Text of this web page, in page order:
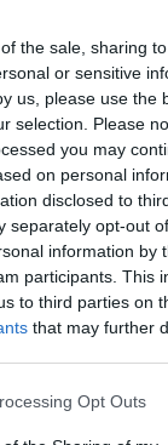
the sale, sharing
or sensitive
us, please use the
selection. Please
you may
on personal
disclosed to
separately opt-out
information by
participants. This
to third parties on
that may further
Opt Outs
Προαστιακός
του
ΤΗΝ ΕΊΔΗΣΗ